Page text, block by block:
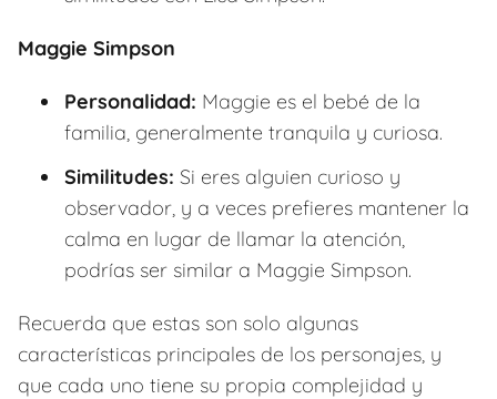
Maggie Simpson
Personalidad: Maggie es el bebé de la
familia, generalmente tranquila y curiosa.
Similitudes: Si eres alguien curioso y
observador, y a veces prefieres mantener la
calma en lugar de llamar la atención,
podrías ser similar a Maggie Simpson.
Recuerda que estas son solo algunas
características principales de los personajes, y
que cada uno tiene su propia complejidad y